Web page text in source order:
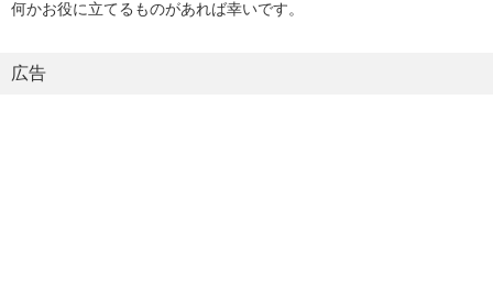
何かお役に立てるものがあれば幸いです。
広告